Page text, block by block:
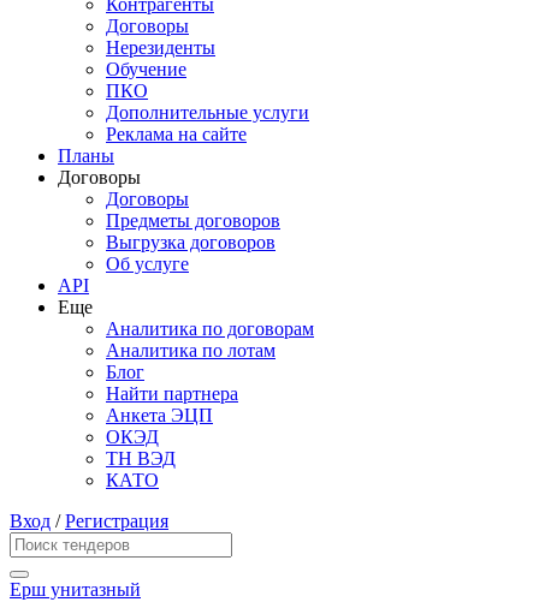
Контрагенты
Договоры
Нерезиденты
Обучение
ПКО
Дополнительные услуги
Реклама на сайте
Планы
Договоры
Договоры
Предметы договоров
Выгрузка договоров
Об услуге
API
Еще
Аналитика по договорам
Аналитика по лотам
Блог
Найти партнера
Анкета ЭЦП
ОКЭД
ТН ВЭД
КАТО
Вход /Регистрация
Ерш унитазный